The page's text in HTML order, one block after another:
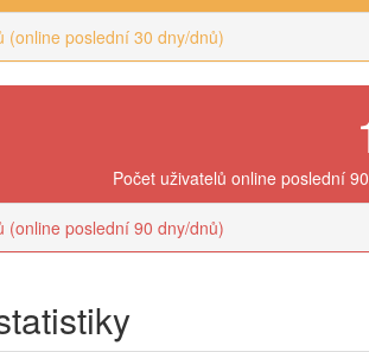
(online poslední 30 dny/dnů)
Počet uživatelů online poslední
(online poslední 90 dny/dnů)